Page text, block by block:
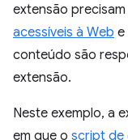
extensão
acessíveis à Web e
conteúdo são
extensão.
Neste exemplo, a
em que o script de